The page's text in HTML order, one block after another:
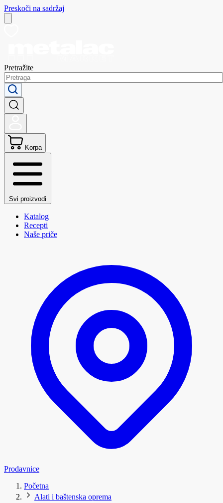
Preskoči na sadržaj
Pretražite
Korpa
Svi proizvodi
Katalog
Recepti
Naše priče
Prodavnice
Početna
Alati i baštenska oprema